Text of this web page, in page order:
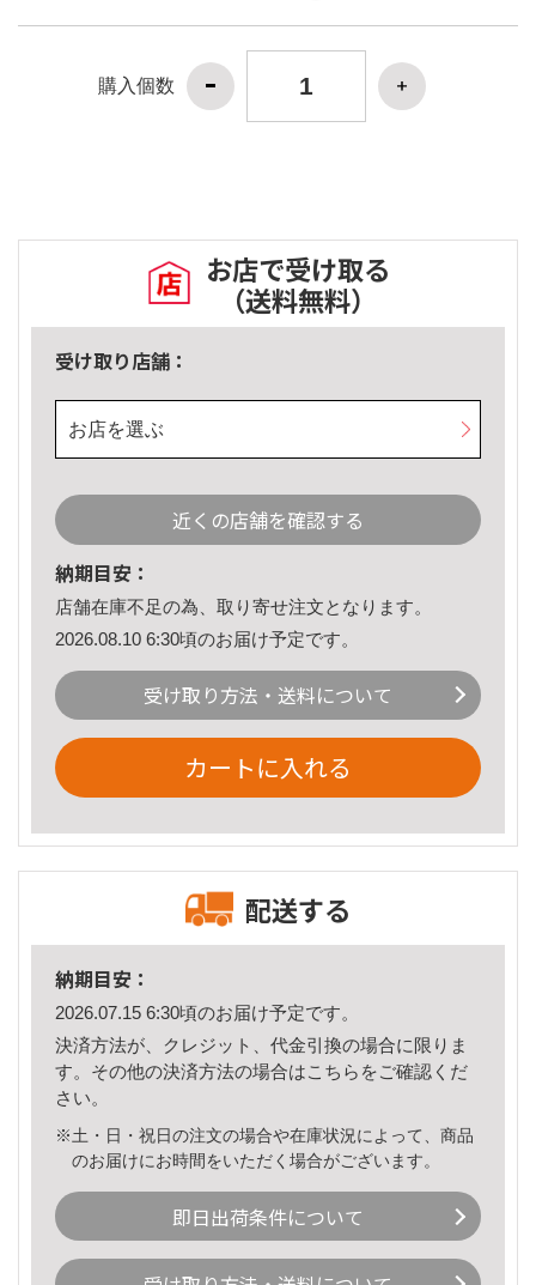
購入個数
お店で受け取る
（送料無料）
受け取り店舗：
お店を選ぶ
近くの店舗を確認する
納期目安：
店舗在庫不足の為、取り寄せ注文となります。
2026.08.10 6:30頃のお届け予定です。
受け取り方法・送料について
カートに入れる
配送する
納期目安：
2026.07.15 6:30頃のお届け予定です。
決済方法が、クレジット、代金引換の場合に限りま
す。その他の決済方法の場合はこちら をご確認くだ
さい。
※土・日・祝日の注文の場合や在庫状況によって、商品
のお届けにお時間をいただく場合がございます。
即日出荷条件について